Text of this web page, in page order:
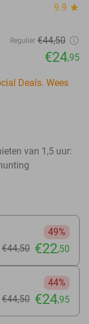
9.9 star
Regulier €44,50
€24,95
Deals. Wees
van 1,5 uur:
49%
€44,50 €22,50
44%
€44,50 €24,95